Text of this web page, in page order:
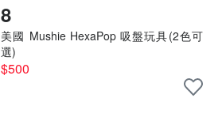
8
美國 Mushie HexaPop 吸盤玩具(2色可
選)
$500